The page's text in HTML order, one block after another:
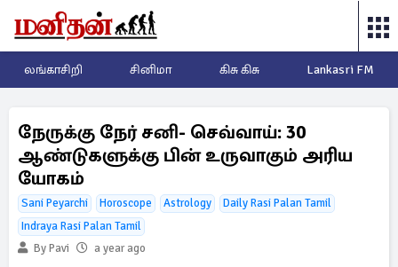
லங்காசிறி சினிமா கிசு கிசு Lankasri FM
நேருக்கு நேர் சனி- செவ்வாய்: 30
ஆண்டுகளுக்கு பின் உருவாகும் அரிய
யோகம்
Sani Peyarchi Horoscope Astrology
Daily Rasi Palan Tamil
Indraya Rasi Palan Tamil
By Pavi
a year ago